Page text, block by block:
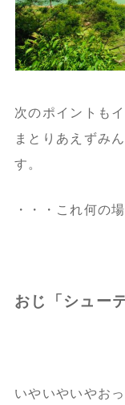
次のポイントも
まとりあえずみ
す。
・・・これ何の
おじ「シュー
いやいやいやお